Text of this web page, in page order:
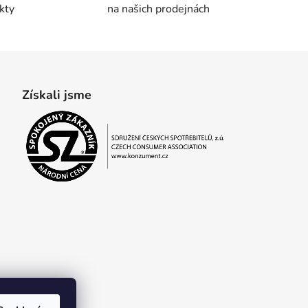
na našich prodejnách
Získali jsme